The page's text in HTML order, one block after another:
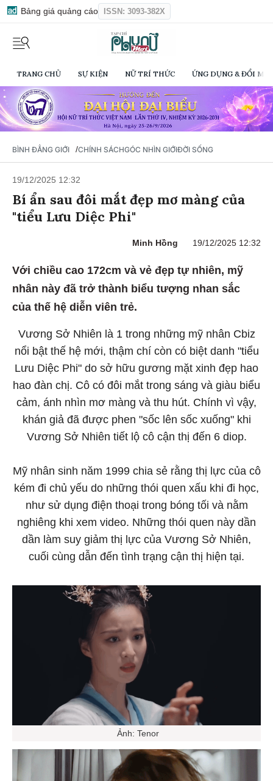
Bảng giá quảng cáo ISSN: 3093-382X
TRANG CHỦ SỰ KIỆN NỮ TRÍ THỨC ỨNG DỤNG & ĐỔI
BÌNH ĐẲNG GIỚI /CHÍNH SÁCHGÓC NHÌN GIỚIĐỜI SỐNG
19/12/2025 12:32
Bí ẩn sau đôi mắt đẹp mơ màng của
"tiểu Lưu Diệc Phi"
Minh Hồng 19/12/2025 12:32
Với chiều cao 172cm và vẻ đẹp tự nhiên, mỹ
nhân này đã trở thành biểu tượng nhan sắc
của thế hệ diễn viên trẻ.
Vương Sở Nhiên là 1 trong những mỹ nhân Cbiz
nổi bật thế hệ mới, thậm chí còn có biệt danh "tiểu
Lưu Diệc Phi" do sở hữu gương mặt xinh đẹp hao
hao đàn chị. Cô có đôi mắt trong sáng và giàu biểu
cảm, ánh nhìn mơ màng và thu hút. Chính vì vậy,
khán giả đã được phen "sốc lên sốc xuống" khi
Vương Sở Nhiên tiết lộ cô cận thị đến 6 diop.
Mỹ nhân sinh năm 1999 chia sẻ rằng thị lực của cô
kém đi chủ yếu do những thói quen xấu khi đi học,
như sử dụng điện thoại trong bóng tối và nằm
nghiêng khi xem video. Những thói quen này dần
dần làm suy giảm thị lực của Vương Sở Nhiên,
cuối cùng dẫn đến tình trạng cận thị hiện tại.
Ảnh: Tenor